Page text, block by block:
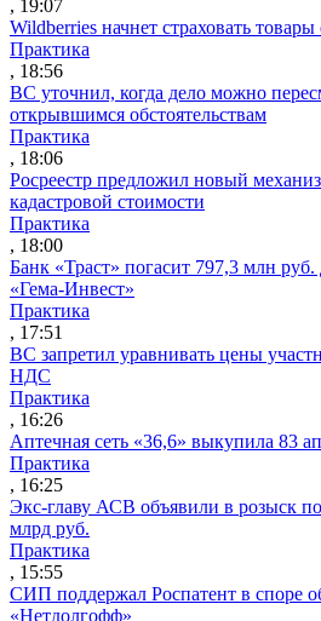
, 19:07
Wildberries начнет страховать
Практика
, 18:56
ВС уточнил, когда дело можно
открывшимся обстоятельствам
Практика
, 18:06
Росреестр предложил новый
кадастровой стоимости
Практика
, 18:00
Банк «Траст» погасит 797,3 млн
«Гема-Инвест»
Практика
, 17:51
ВС запретил уравнивать цены
НДС
Практика
, 16:26
Аптечная сеть «36,6» выкупила 83
Практика
, 16:25
Экс-главу АСВ объявили в розыск
млрд руб.
Практика
, 15:55
СИП поддержал Роспатент в споре
«Нетдолгофф»